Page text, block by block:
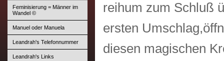
Feminisierung = Männer im
Wandel ©
Manuel oder Manuela
Leandrah's Telefonnummer
Leandrah's Links
reihum zum Schluß
ersten
diesen magischen